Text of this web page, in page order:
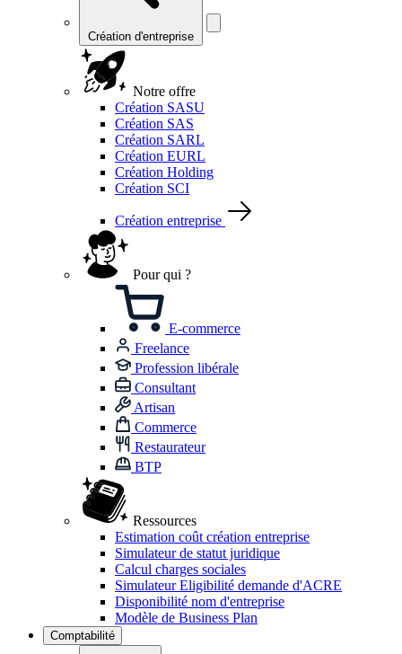
Création d'entreprise
Notre offre
Création SASU
Création SAS
Création SARL
Création EURL
Création Holding
Création SCI
Création entreprise
Pour qui ?
E-commerce
Freelance
Profession libérale
Consultant
Artisan
Commerce
Restaurateur
BTP
Ressources
Estimation coût création entreprise
Simulateur de statut juridique
Calcul charges sociales
Simulateur Eligibilité demande d'ACRE
Disponibilité nom d'entreprise
Modèle de Business Plan
Comptabilité